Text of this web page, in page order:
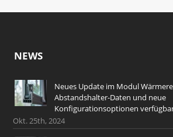
NEWS
Neues Update im Modul
Abstandshalter-Daten und neue
Konfigurationsoptionen
Okt. 25th, 2024